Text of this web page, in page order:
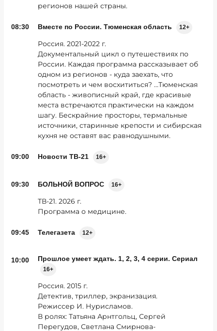
регионов нашей страны.
08:30 Вместе по России. Тюменская область 12+
Россия. 2021-2022 г.
Документальный цикл о путешествиях по
России. Каждая программа рассказывает об
одном из регионов - куда заехать, что
посмотреть и чем восхититься? …Тюменская
область - живописный край, где красивые
места встречаются практически на каждом
шагу. Бескрайние просторы, термальные
источники, старинные крепости и сибирская
кухня не оставят вас равнодушными.
09:00 Новости ТВ-21 16+
09:30 БОЛЬНОЙ ВОПРОС 16+
ТВ-21. 2026 г.
Программа о медицине.
09:45 Телегазета 12+
10:00 Прошлое умеет ждать. 1, 2, 3, 4 серии. Сериал
16+
Россия. 2015 г.
Детектив, триллер, экранизация.
Режиссер И. Нурисламов.
В ролях: Татьяна Арнтгольц, Сергей
Перегудов, Светлана Смирнова-